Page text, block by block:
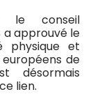
le conseil
a approuvé le
physique et
de
désormais
lien.